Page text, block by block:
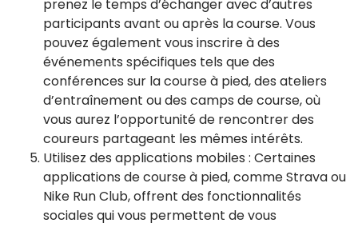
prenez le temps d’échanger avec d’autres
participants avant ou après la course. Vous
pouvez également vous inscrire à des
événements spécifiques tels que des
conférences sur la course à pied, des ateliers
d’entraînement ou des camps de course, où
vous aurez l’opportunité de rencontrer des
coureurs partageant les mêmes intérêts.
Utilisez des applications mobiles : Certaines
applications de course à pied, comme Strava ou
Nike Run Club, offrent des fonctionnalités
sociales qui vous permettent de vous